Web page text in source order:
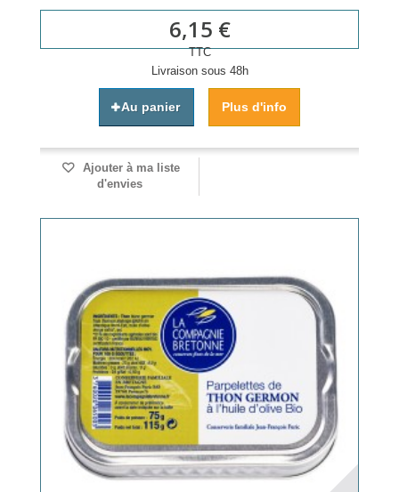
6,15 €
TTC
Livraison sous 48h
Au panier Plus d'info
Ajouter à ma liste
d'envies